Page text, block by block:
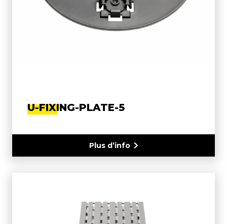
U-FIXING-PLATE-5
Plus d’info